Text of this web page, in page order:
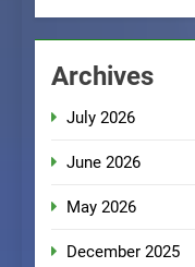
Archives
July 2026
June 2026
May 2026
December 2025